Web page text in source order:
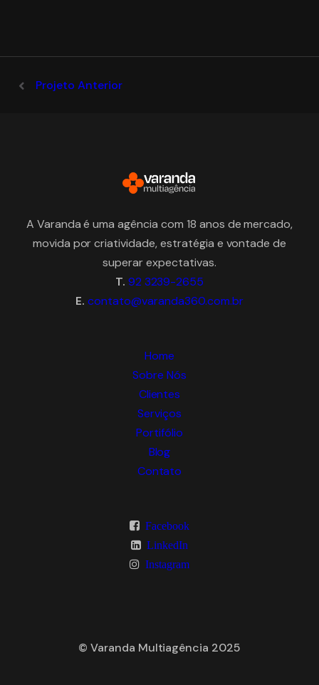
Projeto Anterior
A Varanda é uma agência com 18 anos de mercado,
movida por criatividade, estratégia e vontade de
superar expectativas.
T. 92 3239-2655
E. contato@varanda360.com.br
Home
Sobre Nós
Clientes
Serviços
Portifólio
Blog
Contato
Facebook
LinkedIn
Instagram
© Varanda Multiagência 2025